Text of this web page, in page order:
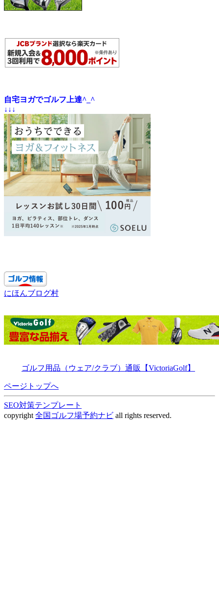
自宅ヨガでゴルフ上達^_^
↓↓↓
にほんブログ村
ゴルフ用品（ウェア/クラブ）通販【VictoriaGolf】
ページトップへ
SEO対策テンプレート
copyright 全国ゴルフ場予約ナビ all rights reserved.